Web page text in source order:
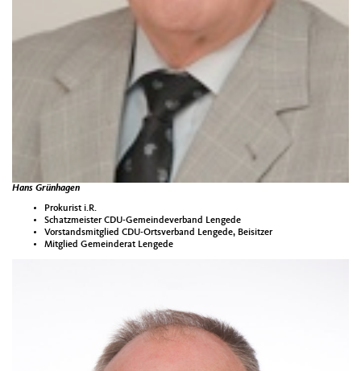
Hans Grünhagen
Prokurist i.R.
Schatzmeister CDU-Gemeindeverband Lengede
Vorstandsmitglied CDU-Ortsverband Lengede, Beisitzer
Mitglied Gemeinderat Lengede